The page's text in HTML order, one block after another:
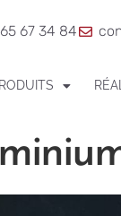
67 34 84